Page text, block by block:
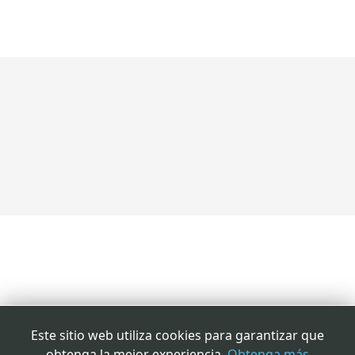
C/ Constitución 106.
Alcobendas. Madrid
Este sitio web utiliza cookies para garantizar que